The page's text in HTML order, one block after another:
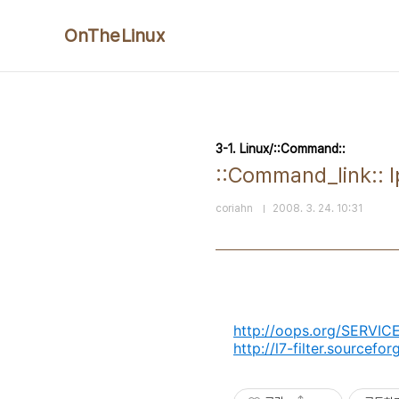
OnTheLinux
3-1. Linux/::Command::
::Command_link::
coriahn 2008. 3. 24. 10:31
http://oops.org/
http://l7-